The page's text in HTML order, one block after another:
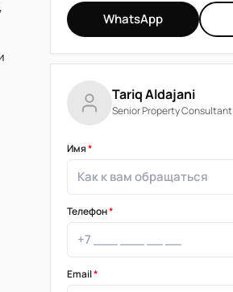
WhatsApp
Tariq Aldajani
Senior Property Consultant
Имя*
Телефон*
Email*